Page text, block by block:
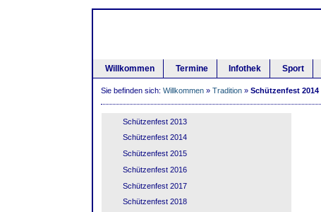
Willkommen Termine Infothek Sport
Sie befinden sich: Willkommen» Tradition» Schützenfest 2014
Schützenfest 2013
Schützenfest 2014
Schützenfest 2015
Schützenfest 2016
Schützenfest 2017
Schützenfest 2018